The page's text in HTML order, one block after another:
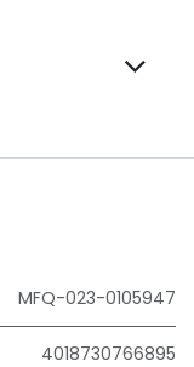
MFQ-023-0105947
4018730766895